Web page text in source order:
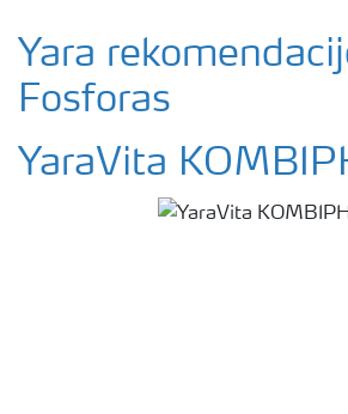
Yara
Fosforas
YaraVita